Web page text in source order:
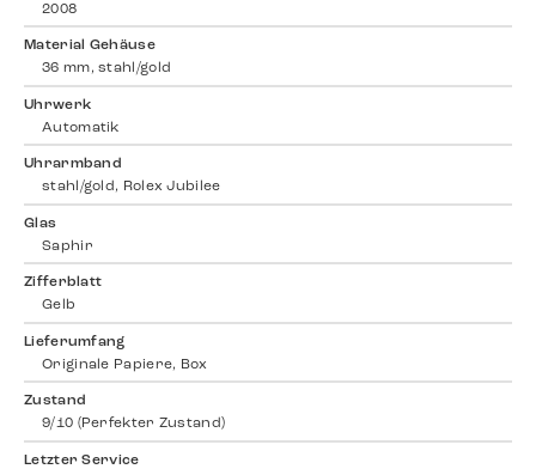
2008
Material Gehäuse
36 mm, stahl/gold
Uhrwerk
Automatik
Uhrarmband
stahl/gold, Rolex Jubilee
Glas
Saphir
Zifferblatt
Gelb
Lieferumfang
Originale Papiere, Box
Zustand
9/10 (Perfekter Zustand)
Letzter Service